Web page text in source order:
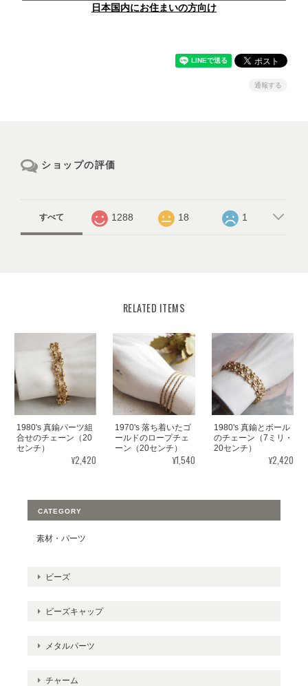
日本国内にお住まいの方向け
通報する
ショップの評価
すべて 1288 18 1
RELATED ITEMS
1980's 真鍮パーツ組
合せのチェーン（20
センチ）
¥2,420
1970's 落ち着いたゴ
ールドのロープチェ
ーン（20センチ）
¥1,540
1980's 真鍮とボール
のチェーン（7ミリ・
20センチ）
¥2,420
CATEGORY
素材・パーツ
ビーズ
ビーズキャップ
メタルパーツ
チャーム